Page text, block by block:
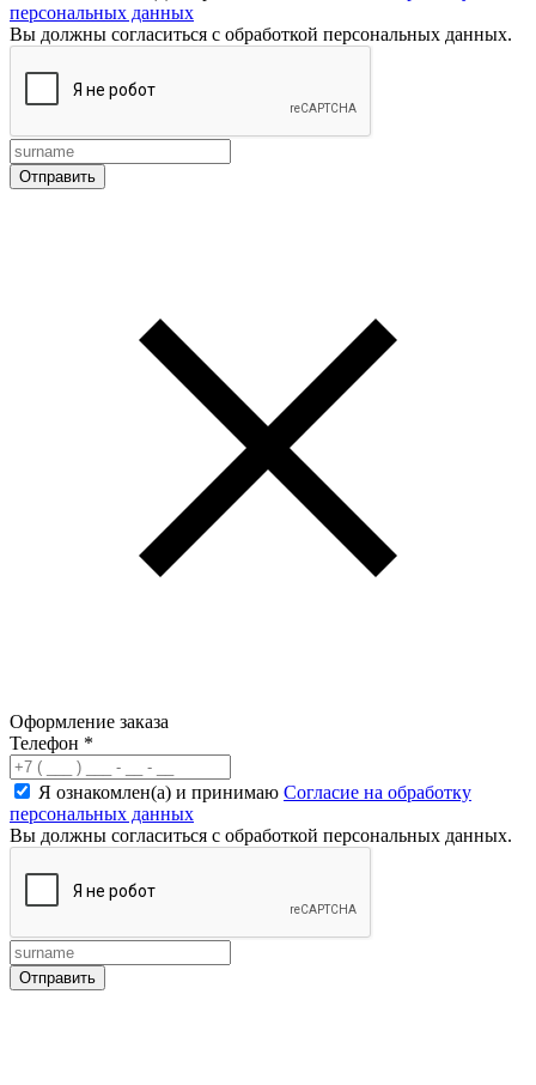
персональных данных
Вы должны согласиться с обработкой персональных данных.
Оформление заказа
Телефон *
Я ознакомлен(а) и принимаю Согласие на обработку
персональных данных
Вы должны согласиться с обработкой персональных данных.